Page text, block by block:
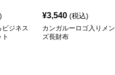
ビジネス
¥3,540 (税込)
カンガルーロゴ入りメン
ズ長財布